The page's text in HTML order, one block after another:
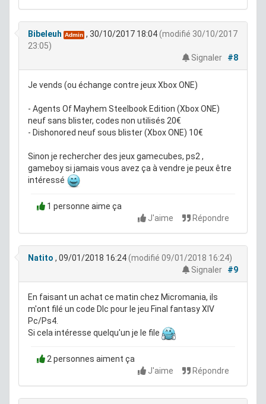
Bibeleuh Admin , 30/10/2017 18:04(modifié 30/10/2017
23:05)
Signaler
#8
Je vends (ou échange contre jeux Xbox ONE)
- Agents Of Mayhem Steelbook Edition (Xbox ONE)
neuf sans blister, codes non utilisés 20€
- Dishonored neuf sous blister (Xbox ONE) 10€
Sinon je rechercher des jeux gamecubes, ps2 ,
gameboy si jamais vous avez ça à vendre je peux être
intéressé
1 personne aime ça
J'aime
Répondre
Natito , 09/01/2018 16:24(modifié 09/01/2018 16:24)
Signaler
#9
En faisant un achat ce matin chez Micromania, ils
m'ont filé un code Dlc pour le jeu Final fantasy XIV
Pc/Ps4.
Si cela intéresse quelqu'un je le file
2 personnes aiment ça
J'aime
Répondre